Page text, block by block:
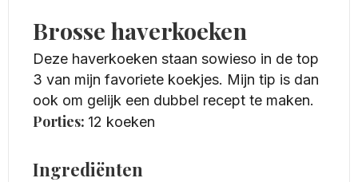
Brosse haverkoeken
Deze haverkoeken staan sowieso in de top
3 van mijn favoriete koekjes. Mijn tip is dan
ook om gelijk een dubbel recept te maken.
Porties: 12 koeken
Ingrediënten